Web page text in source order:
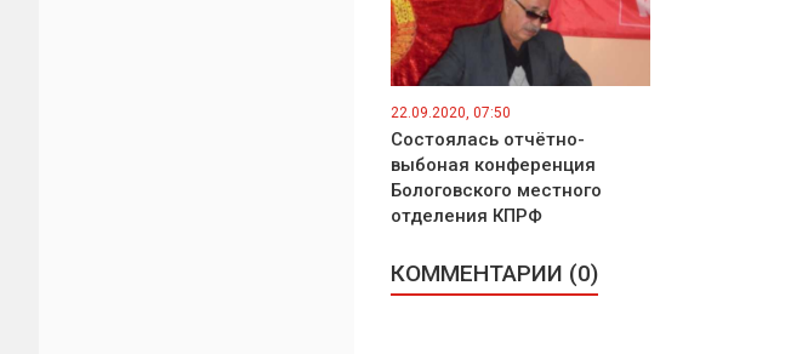
22.09.2020, 07:50
Состоялась отчётно-
выбоная конференция
Бологовского местного
отделения КПРФ
КОММЕНТАРИИ (0)